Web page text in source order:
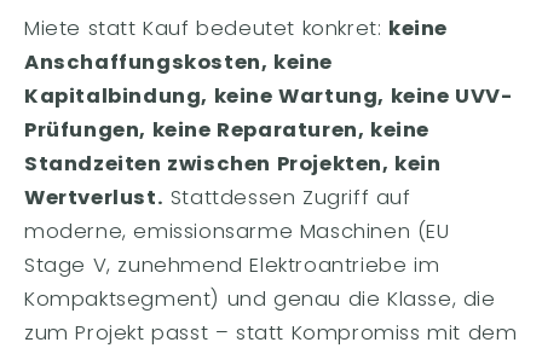
Miete statt Kauf bedeutet konkret: keine
Anschaffungskosten, keine
Kapitalbindung, keine Wartung, keine UVV-
Prüfungen, keine Reparaturen, keine
Standzeiten zwischen Projekten, kein
Wertverlust. Stattdessen Zugriff auf
moderne, emissionsarme Maschinen (EU
Stage V, zunehmend Elektroantriebe im
Kompaktsegment) und genau die Klasse, die
zum Projekt passt – statt Kompromiss mit dem